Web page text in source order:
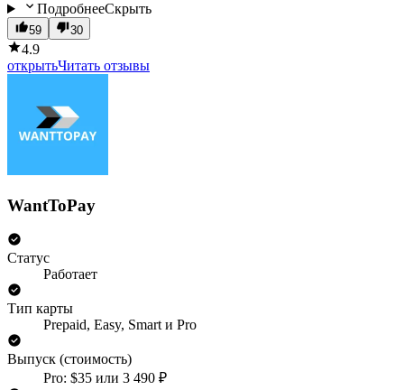
ПодробнееСкрыть
59 30
4.9
открытьЧитать отзывы
WantToPay
Статус
Работает
Тип карты
Prepaid, Easy, Smart и Pro
Выпуск (стоимость)
Pro: $35 или 3 490 ₽